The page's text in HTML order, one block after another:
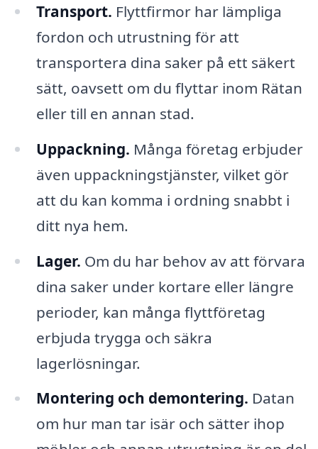
Transport. Flyttfirmor har lämpliga
fordon och utrustning för att
transportera dina saker på ett säkert
sätt, oavsett om du flyttar inom Rätan
eller till en annan stad.
Uppackning. Många företag erbjuder
även uppackningstjänster, vilket gör
att du kan komma i ordning snabbt i
ditt nya hem.
Lager. Om du har behov av att förvara
dina saker under kortare eller längre
perioder, kan många flyttföretag
erbjuda trygga och säkra
lagerlösningar.
Montering och demontering. Datan
om hur man tar isär och sätter ihop